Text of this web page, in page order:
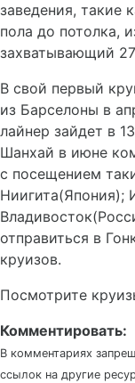
заведения, такие
пола до потолка,
захватывающий
В свой первый
из Барселоны в
лайнер зайдет в
Шанхай в июне
с посещением
Ниигита(Япония);
отправиться в
круизов.
Посмотрите
Комментировать:
В комментариях
ссылок на другие